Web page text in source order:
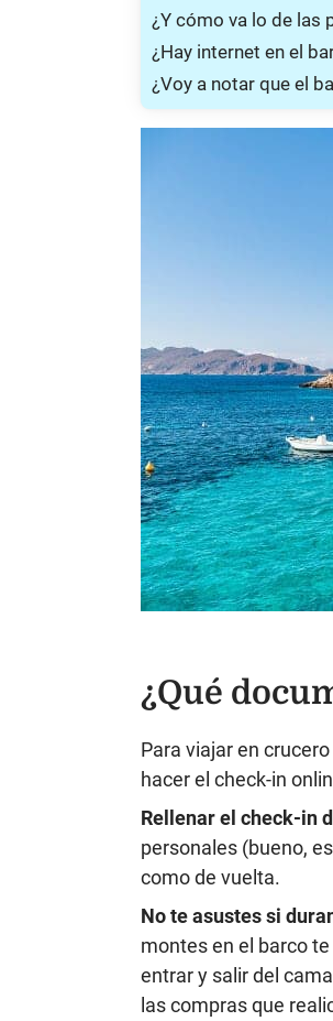
¿Y cómo va lo de las
¿Hay internet en el
¿Voy a notar que el
¿Qué
Para viajar en crucero
hacer el check-in
Rellenar el check-in
personales (bueno,
como de vuelta.
No te asustes si
montes en el barco
entrar y salir del
las compras que